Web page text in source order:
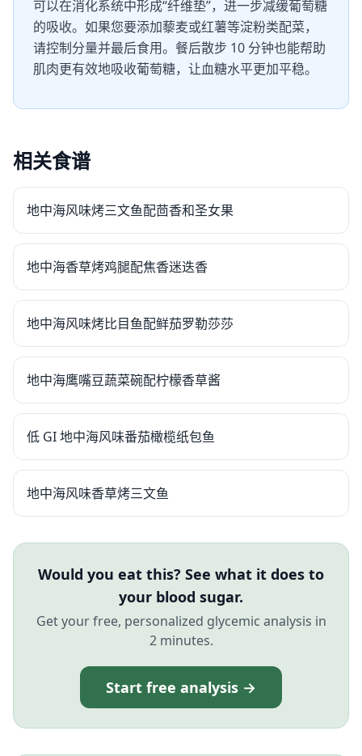
可以在消化系统中形成“纤维垫”，进一步减缓葡萄糖
的吸收。如果您要添加藜麦或红薯等淀粉类配菜，
请控制分量并最后食用。餐后散步 10 分钟也能帮助
肌肉更有效地吸收葡萄糖，让血糖水平更加平稳。
相关食谱
地中海风味烤三文鱼配茴香和圣女果
地中海香草烤鸡腿配焦香迷迭香
地中海风味烤比目鱼配鲜茄罗勒莎莎
地中海鹰嘴豆蔬菜碗配柠檬香草酱
低 GI 地中海风味番茄橄榄纸包鱼
地中海风味香草烤三文鱼
Would you eat this? See what it does to
your blood sugar.
Get your free, personalized glycemic analysis in
2 minutes.
Start free analysis →